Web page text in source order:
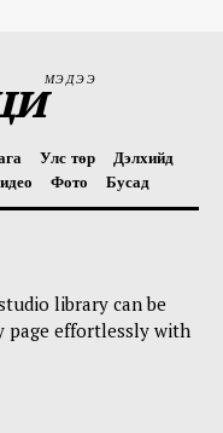
МЭДЭЭ
Улс төр
Дэлхийд
Фото Бусад
library can be
page effortlessly with